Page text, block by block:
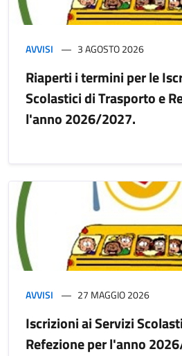
AVVISI 3 AGOSTO 2026
Riaperti i termini per le
Scolastici di Trasporto e
l'anno 2026/2027.
AVVISI 27 MAGGIO 2026
Iscrizioni ai Servizi
Refezione per l'anno